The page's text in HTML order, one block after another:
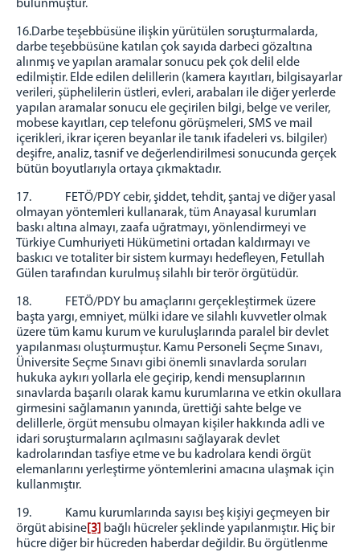
bulunmuştur.
16.Darbe teşebbüsüne ilişkin yürütülen soruşturmalarda,
darbe teşebbüsüne katılan çok sayıda darbeci gözaltına
alınmış ve yapılan aramalar sonucu pek çok delil elde
edilmiştir. Elde edilen delillerin (kamera kayıtları, bilgisayarlar
verileri, şüphelilerin üstleri, evleri, arabaları ile diğer yerlerde
yapılan aramalar sonucu ele geçirilen bilgi, belge ve veriler,
mobese kayıtları, cep telefonu görüşmeleri, SMS ve mail
içerikleri, ikrar içeren beyanlar ile tanık ifadeleri vs. bilgiler)
deşifre, analiz, tasnif ve değerlendirilmesi sonucunda gerçek
bütün boyutlarıyla ortaya çıkmaktadır.
17. FETÖ/PDY cebir, şiddet, tehdit, şantaj ve diğer yasal
olmayan yöntemleri kullanarak, tüm Anayasal kurumları
baskı altına almayı, zaafa uğratmayı, yönlendirmeyi ve
Türkiye Cumhuriyeti Hükümetini ortadan kaldırmayı ve
baskıcı ve totaliter bir sistem kurmayı hedefleyen, Fetullah
Gülen tarafından kurulmuş silahlı bir terör örgütüdür.
18. FETÖ/PDY bu amaçlarını gerçekleştirmek üzere
başta yargı, emniyet, mülki idare ve silahlı kuvvetler olmak
üzere tüm kamu kurum ve kuruluşlarında paralel bir devlet
yapılanması oluşturmuştur. Kamu Personeli Seçme Sınavı,
Üniversite Seçme Sınavı gibi önemli sınavlarda soruları
hukuka aykırı yollarla ele geçirip, kendi mensuplarının
sınavlarda başarılı olarak kamu kurumlarına ve etkin okullara
girmesini sağlamanın yanında, ürettiği sahte belge ve
delillerle, örgüt mensubu olmayan kişiler hakkında adli ve
idari soruşturmaların açılmasını sağlayarak devlet
kadrolarından tasfiye etme ve bu kadrolara kendi örgüt
elemanlarını yerleştirme yöntemlerini amacına ulaşmak için
kullanmıştır.
19. Kamu kurumlarında sayısı beş kişiyi geçmeyen bir
örgüt abisine [3]
bağlı hücreler şeklinde yapılanmıştır. Hiç bir
hücre diğer bir hücreden haberdar değildir. Bu örgütlenme